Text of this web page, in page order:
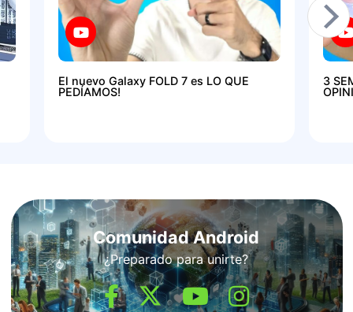
El nuevo Galaxy FOLD 7 es LO QUE
PEDÍAMOS!
3
Comunidad Android
¿Preparado para unirte?